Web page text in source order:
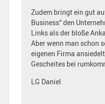
Zudem bringt ein gut
Business“ den
Links als der bloße
Aber wenn man schon
eigenen Firma
Gescheites bei
LG Daniel